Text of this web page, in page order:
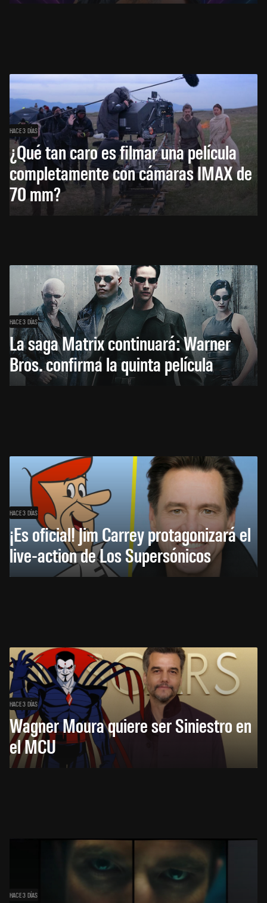
HACE 3 DÍAS
¿Qué tan caro es filmar una película
completamente con cámaras IMAX de
70 mm?
HACE 3 DÍAS
La saga Matrix continuará: Warner
Bros. confirma la quinta película
HACE 3 DÍAS
¡Es oficial! Jim Carrey protagonizará el
live-action de Los Supersónicos
HACE 3 DÍAS
Wagner Moura quiere ser Siniestro en
el MCU
HACE 3 DÍAS